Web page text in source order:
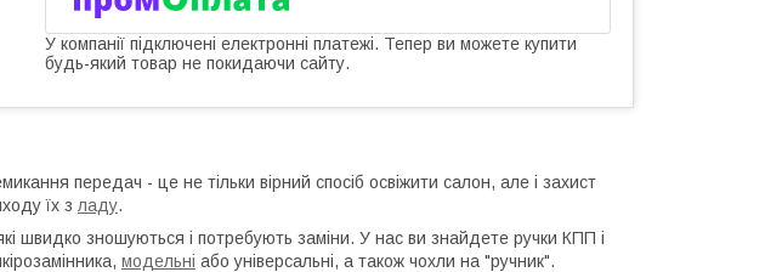
У компанії підключені електронні платежі. Тепер ви можете купити
будь-який товар не покидаючи сайту.
передач - це не тільки вірний спосіб освіжити салон, але і захист
їх з ладу.
швидко зношуються і потребують заміни. У нас ви знайдете ручки КПП і
модельні або універсальні, а також чохли на "ручник".